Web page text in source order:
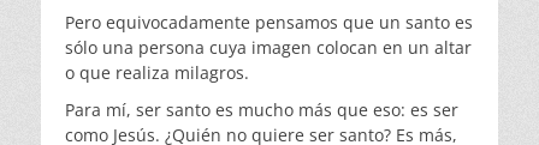
Pero equivocadamente pensamos que un santo es
sólo una persona cuya imagen colocan en un altar
o que realiza milagros.
Para mí, ser santo es mucho más que eso: es ser
como Jesús. ¿Quién no quiere ser santo? Es más,